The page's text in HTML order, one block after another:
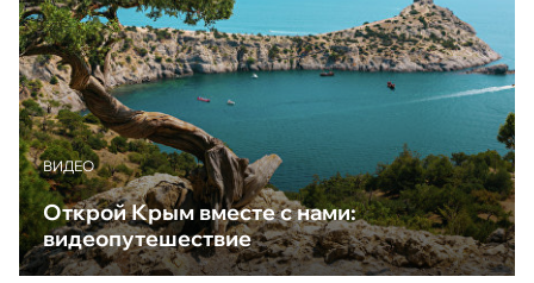
ВИДЕО
Открой Крым вместе с нами:
видеопутешествие